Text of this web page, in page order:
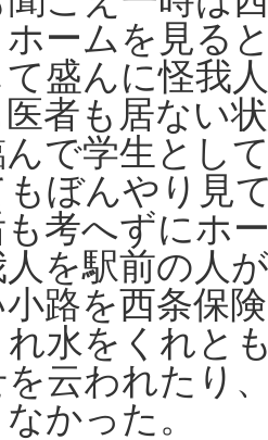
ームを見る
盛んに怪我
者も居ない
で学生とし
もぼんやり見
も考へずにホ
を駅前の人
路を西条保
水をくれと
云われたり
かった。